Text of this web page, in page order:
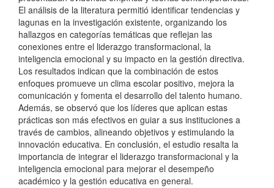
El análisis de la literatura permitió identificar tendencias y
lagunas en la investigación existente, organizando los
hallazgos en categorías temáticas que reflejan las
conexiones entre el liderazgo transformacional, la
inteligencia emocional y su impacto en la gestión directiva.
Los resultados indican que la combinación de estos
enfoques promueve un clima escolar positivo, mejora la
comunicación y fomenta el desarrollo del talento humano.
Además, se observó que los líderes que aplican estas
prácticas son más efectivos en guiar a sus instituciones a
través de cambios, alineando objetivos y estimulando la
innovación educativa. En conclusión, el estudio resalta la
importancia de integrar el liderazgo transformacional y la
inteligencia emocional para mejorar el desempeño
académico y la gestión educativa en general.